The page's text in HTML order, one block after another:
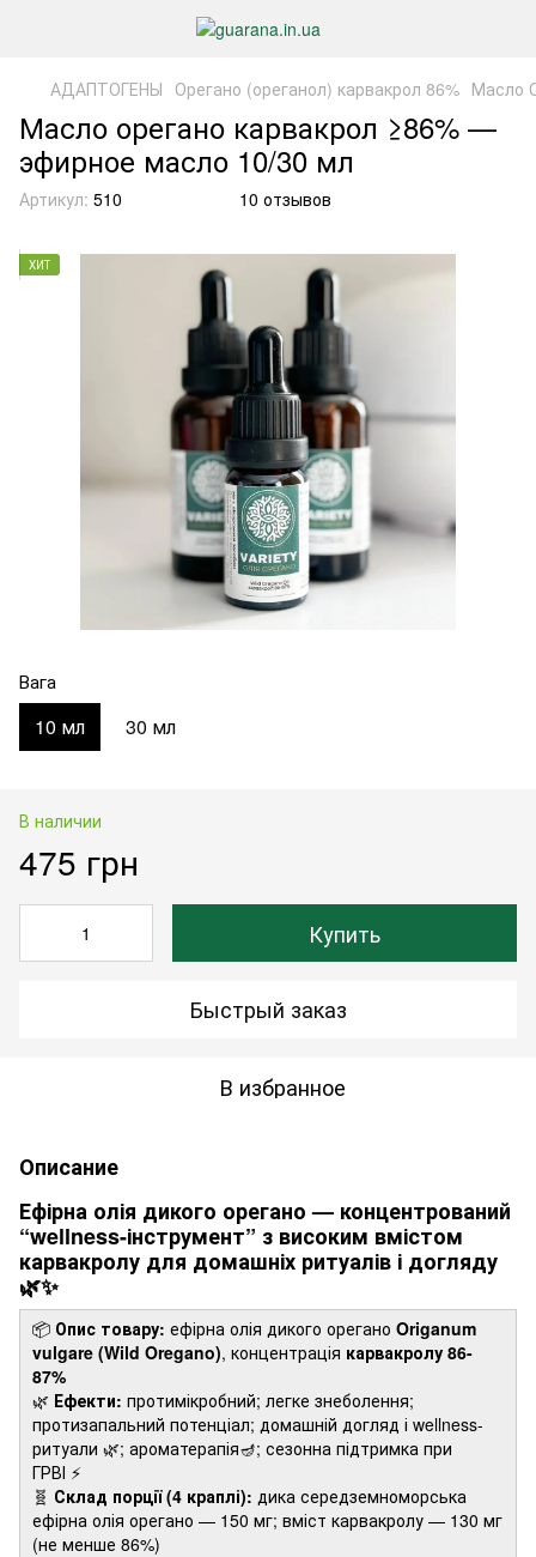
АДАПТОГЕНЫ Орегано (ореганол) карвакрол 86% Масло
Масло орегано карвакрол ≥86% —
эфирное масло 10/30 мл
Артикул: 510 10 отзывов
ХИТ
Вага
10 мл 30 мл
В наличии
475 грн
Купить
Быстрый заказ
В избранное
Описание
Ефірна олія дикого орегано — концентрований
“wellness-інструмент” з високим вмістом
карвакролу для домашніх ритуалів і догляду
🌿✨
📦 Опис товару: ефірна олія дикого орегано Origanum
vulgare (Wild Oregano), концентрація карвакролу 86-
87%
🌿 Ефекти: протимікробний; легке знеболення;
протизапальний потенціал; домашній догляд і wellness-
ритуали 🌿; ароматерапія🪔; сезонна підтримка при
ГРВІ ⚡️
🧬 Склад порції (4 краплі): дика середземноморська
ефірна олія орегано — 150 мг; вміст карвакролу — 130 мг
(не менше 86%)